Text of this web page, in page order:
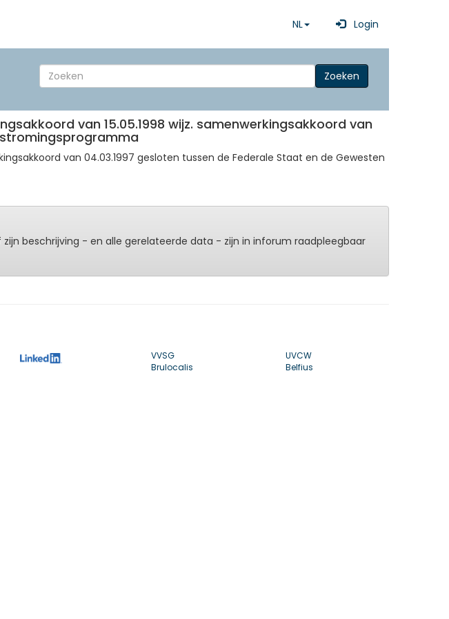
NL Login
Zoeken
van 15.05.1998 wijz. samenwerkingsakkoord van
van 04.03.1997 gesloten tussen de Federale Staat en de Gewesten
beschrijving - en alle gerelateerde data - zijn in inforum raadpleegbaar
VVSG
Brulocalis
UVCW
Belfius